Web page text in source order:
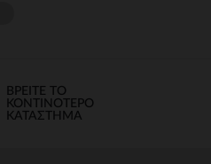
ΒΡΕΊΤΕ ΤΟ
ΚΟΝΤΙΝΌΤΕΡΟ
ΚΑΤΆΣΤΗΜΑ